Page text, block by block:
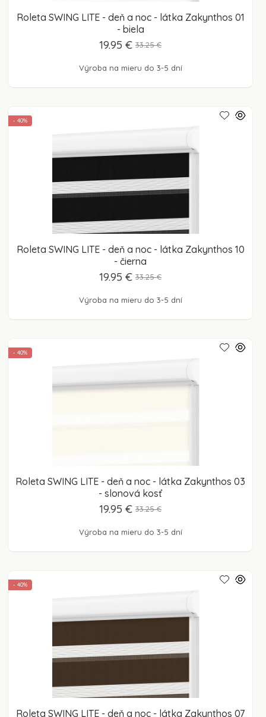
Roleta SWING LITE - deň a noc - látka Zakynthos 01
- biela
Výroba na mieru do 3-5 dní
19.95 € 33.25 €
Roleta SWING LITE - deň a noc - látka Zakynthos 10
- čierna
- 40%
Výroba na mieru do 3-5 dní
19.95 € 33.25 €
Roleta SWING LITE - deň a noc - látka Zakynthos 03
- slonová kosť
- 40%
Výroba na mieru do 3-5 dní
19.95 € 33.25 €
Roleta SWING LITE - deň a noc - látka Zakynthos 07
- 40%